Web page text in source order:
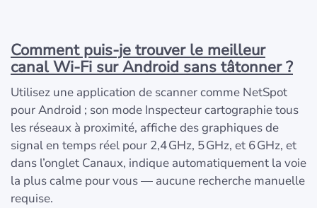
Comment puis-je trouver le meilleur
canal Wi‑Fi sur Android sans tâtonner ?
Utilisez une application de scanner comme NetSpot
pour Android ; son mode Inspecteur cartographie tous
les réseaux à proximité, affiche des graphiques de
signal en temps réel pour 2,4 GHz, 5 GHz, et 6 GHz, et
dans l’onglet Canaux, indique automatiquement la voie
la plus calme pour vous — aucune recherche manuelle
requise.